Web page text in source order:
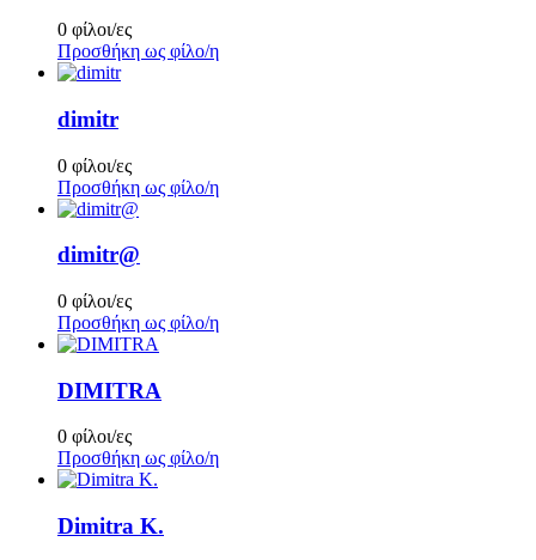
0 φίλοι/ες
Προσθήκη ως φίλο/η
dimitr
0 φίλοι/ες
Προσθήκη ως φίλο/η
dimitr@
0 φίλοι/ες
Προσθήκη ως φίλο/η
DIMITRA
0 φίλοι/ες
Προσθήκη ως φίλο/η
Dimitra K.